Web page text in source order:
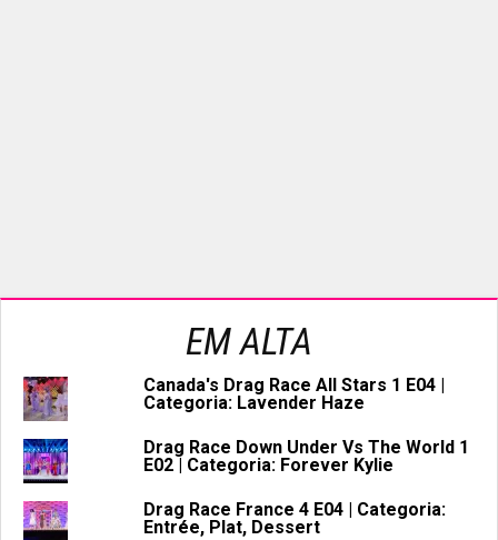
EM ALTA
Canada's Drag Race All Stars 1 E04 |
Categoria: Lavender Haze
Drag Race Down Under Vs The World 1
E02 | Categoria: Forever Kylie
Drag Race France 4 E04 | Categoria:
Entrée, Plat, Dessert